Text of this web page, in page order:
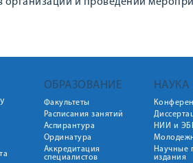
ОБРАЗОВАНИЕ
Факультеты
Расписания занятий
Аспирантура
Ординатура
Аккредитация
специалистов
НАУКА
НИИ и
Научные
издания